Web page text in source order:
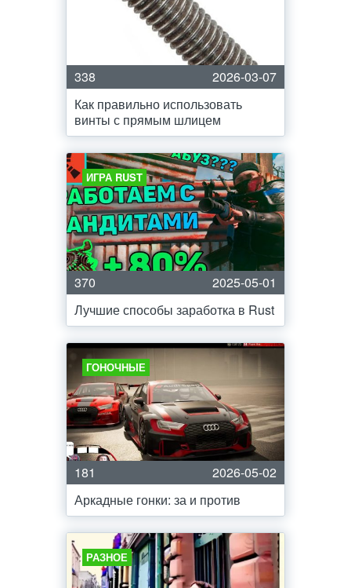
338
2026-03-07
Как правильно использовать
винты с прямым шлицем
ИГРА RUST
370
2025-05-01
Лучшие способы заработка в Rust
ГОНОЧНЫЕ
181
2026-05-02
Аркадные гонки: за и против
РАЗНОЕ